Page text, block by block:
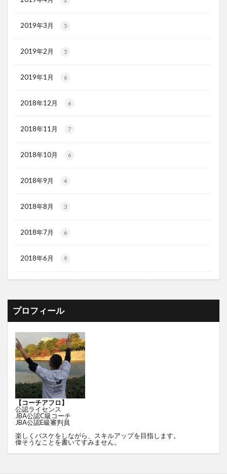
2019年3月 5
2019年2月 5
2019年1月 6
2018年12月 6
2018年11月 7
2018年10月 6
2018年9月 4
2018年8月 3
2018年7月 6
2018年6月 9
プロフィール
【コーチアフロ】
公認ライセンス
JBA公認C級コーチ
JBA公認E級審判員
楽しくバスケをしながら、スキルアップを目指します。
偉そうなことを書いてすみません。